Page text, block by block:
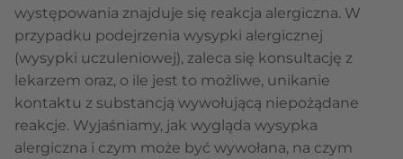
występowania znajduje się reakcja alergiczna. W
przypadku podejrzenia wysypki alergicznej
(wysypki uczuleniowej), zaleca się konsultację z
lekarzem oraz, o ile jest to możliwe, unikanie
kontaktu z substancją wywołującą niepożądane
reakcje. Wyjaśniamy, jak wygląda wysypka
alergiczna i czym może być wywołana, na czym